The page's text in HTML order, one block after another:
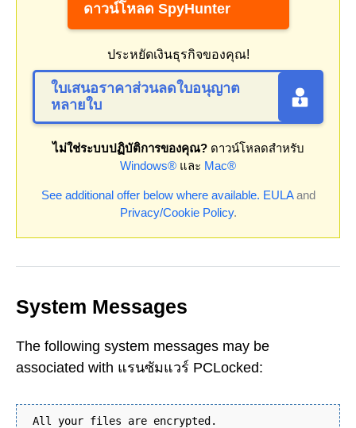
ดาวน์โหลด SpyHunter
ประหยัดเงินธุรกิจของคุณ!
ใบเสนอราคาส่วนลดใบอนุญาต
หลายใบ
ไม่ใช่ระบบปฏิบัติการของคุณ?ดาวน์โหลดสำหรับ
Windows® และ Mac®
See additional offer below where available. EULAand
Privacy/Cookie Policy.
System Messages
The following system messages may be
associated with แรนซัมแวร์ PCLocked:
All your files are encrypted.